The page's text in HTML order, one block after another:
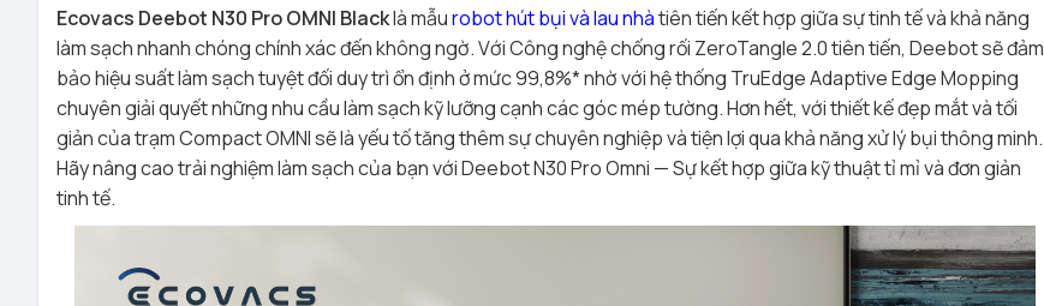
Ecovacs Deebot N30 Pro OMNI Blacklà mẫurobot hút bụi và lau nhàtiên tiến kết hợp giữa sự tinh tế và khả năng
làm sạch nhanh chóng chính xác đến không ngờ. Với Công nghệ chống rối ZeroTangle 2.0 tiên tiến, Deebot sẽ đảm
bảo hiệu suất làm sạch tuyệt đối duy trì ổn định ở mức 99,8%* nhờ với hệ thống TruEdge Adaptive Edge Mopping
chuyên giải quyết những nhu cầu làm sạch kỹ lưỡng cạnh các góc mép tường. Hơn hết, với thiết kế đẹp mắt và tối
giản của trạm Compact OMNI sẽ là yếu tố tăng thêm sự chuyên nghiệp và tiện lợi qua khả năng xử lý bụi thông minh.
Hãy nâng cao trải nghiệm làm sạch của bạn với Deebot N30 Pro Omni — Sự kết hợp giữa kỹ thuật tỉ mỉ và đơn giản
tinh tế.